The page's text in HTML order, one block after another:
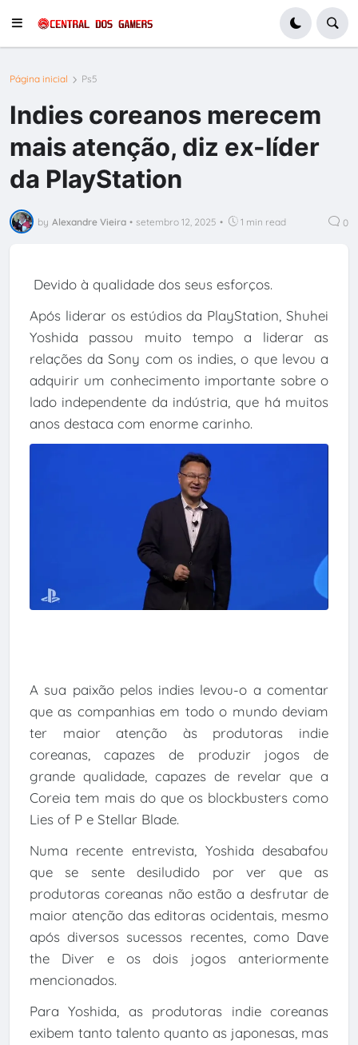
Página inicial Ps5
Indies coreanos merecem
mais atenção, diz ex-líder
da PlayStation
by Alexandre Vieira • setembro 12, 2025 • 1 min read 0
Devido à qualidade dos seus esforços.
Após liderar os estúdios da PlayStation, Shuhei
Yoshida passou muito tempo a liderar as
relações da Sony com os indies, o que levou a
adquirir um conhecimento importante sobre o
lado independente da indústria, que há muitos
anos destaca com enorme carinho.
A sua paixão pelos indies levou-o a comentar
que as companhias em todo o mundo deviam
ter maior atenção às produtoras indie
coreanas, capazes de produzir jogos de
grande qualidade, capazes de revelar que a
Coreia tem mais do que os blockbusters como
Lies of P e Stellar Blade.
Numa recente entrevista, Yoshida desabafou
que se sente desiludido por ver que as
produtoras coreanas não estão a desfrutar de
maior atenção das editoras ocidentais, mesmo
após diversos sucessos recentes, como Dave
the Diver e os dois jogos anteriormente
mencionados.
Para Yoshida, as produtoras indie coreanas
exibem tanto talento quanto as japonesas, mas